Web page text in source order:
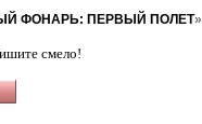
ФОНАРЬ: ПЕРВЫЙ ПОЛЕТ»
смело!